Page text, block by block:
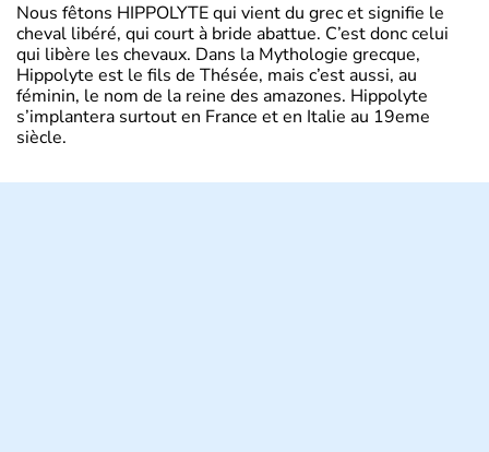
Nous fêtons HIPPOLYTE qui vient du grec et signifie le
cheval libéré, qui court à bride abattue. C’est donc celui
qui libère les chevaux. Dans la Mythologie grecque,
Hippolyte est le fils de Thésée, mais c’est aussi, au
féminin, le nom de la reine des amazones. Hippolyte
s’implantera surtout en France et en Italie au 19eme
siècle.